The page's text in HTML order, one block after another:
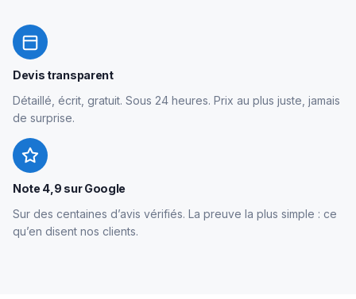
Devis transparent
Détaillé, écrit, gratuit. Sous 24 heures. Prix au plus juste, jamais
de surprise.
Note 4,9 sur Google
Sur des centaines d’avis vérifiés. La preuve la plus simple : ce
qu’en disent nos clients.